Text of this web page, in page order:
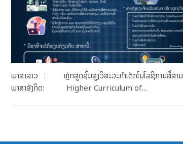
ພາສາລາວ : ຫຼັກສູດຊັ້ນສູງວິສະວະກຳເຕັກ​ໂນ​ໂລ​ຊີ​ການ​ສື່​ສານ
ພາສາອັງກິດ: Higher Curriculum of…